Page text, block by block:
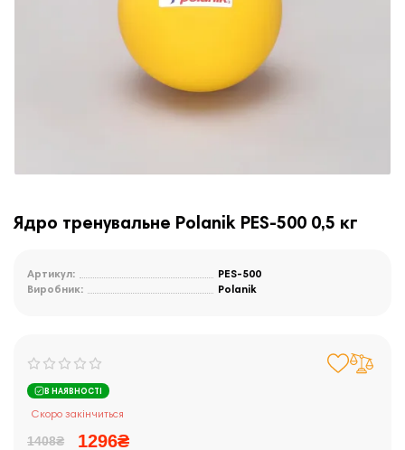
Ядро тренувальне Polanik PES-500 0,5 кг
Артикул:
PES-500
Виробник:
Polanik
В НАЯВНОСТІ
Скоро закінчиться
1408₴ 1296₴